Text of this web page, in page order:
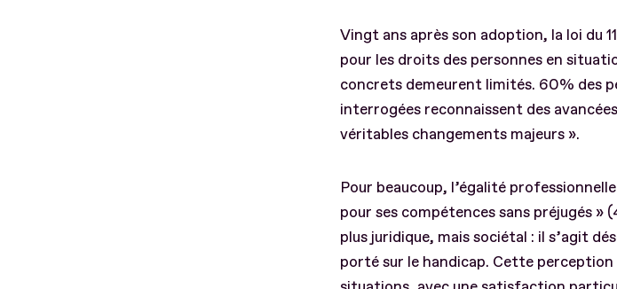
Vingt ans après son adoption, la loi du
pour les droits des personnes en
concrets demeurent limités. 60% des
interrogées reconnaissent des
véritables changements majeurs ».
Pour beaucoup, l’égalité
pour ses compétences sans préjugés »
plus juridique, mais sociétal : il s’agit
porté sur le handicap. Cette perception